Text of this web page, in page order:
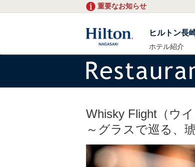
重要なお知らせ
ヒルトン長
ホテル紹介
Whisky Flight（ウ
～グラスで巡る、